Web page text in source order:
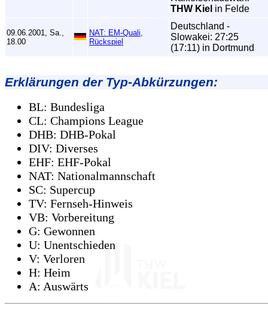
THW Kiel in Felde
09.06.2001, Sa.,
18.00
NAT: EM-Quali,
Rückspiel
Deutschland -
Slowakei: 27:25
(17:11) in Dortmund
Erklärungen der Typ-Abkürzungen:
BL: Bundesliga
CL: Champions League
DHB: DHB-Pokal
DIV: Diverses
EHF: EHF-Pokal
NAT: Nationalmannschaft
SC: Supercup
TV: Fernseh-Hinweis
VB: Vorbereitung
G: Gewonnen
U: Unentschieden
V: Verloren
H: Heim
A: Auswärts